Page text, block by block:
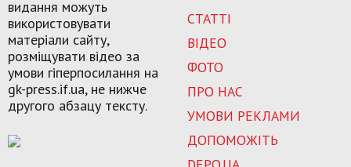
СТАТТІ
ВІДЕО
ФОТО
ПРО НАС
УМОВИ РЕКЛАМИ
ДОПОМОЖІТЬ
видання можуть
використовувати
матеріали сайту,
розміщувати відео за
умови гіперпосилання на
gk-press.if.ua, не нижче
другого абзацу тексту.